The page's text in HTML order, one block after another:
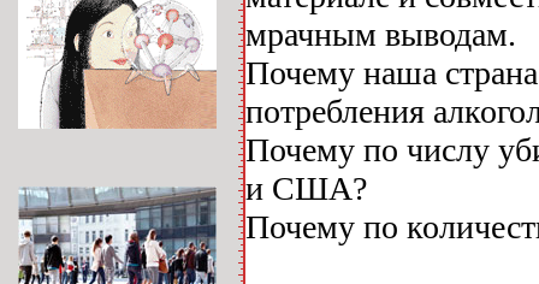
мрачным выводам.
Почему наша
потребления
Почему по числу
и США?
Почему по